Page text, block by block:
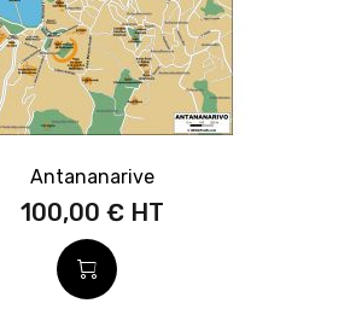
Antananarive
100,00 €